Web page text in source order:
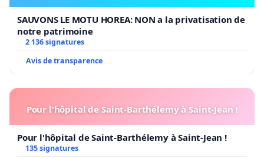
SAUVONS LE MOTU HOREA: NON a la privatisation de
notre patrimoine
2 136 signatures
Avis de transparence
Pour l'hôpital de Saint-Barthélemy à Saint-Jean !
Pour l'hôpital de Saint-Barthélemy à Saint-Jean !
135 signatures